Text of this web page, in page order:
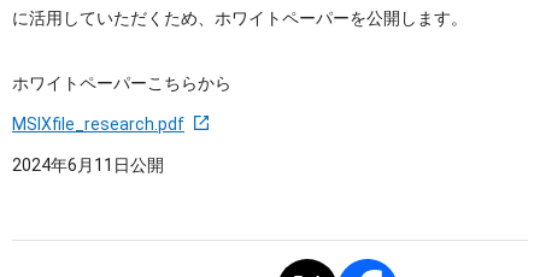
に活用していただくため、ホワイトペーパーを公開します。
ホワイトペーパーこちらから
MSIXfile_research.pdf
2024年6月11日公開